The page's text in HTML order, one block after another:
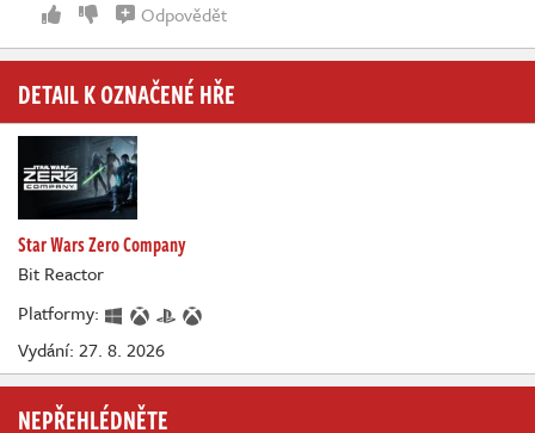
Odpovědět
DETAIL K OZNAČENÉ HŘE
Star Wars Zero Company
Bit Reactor
Platformy:
Vydání: 27. 8. 2026
NEPŘEHLÉDNĚTE